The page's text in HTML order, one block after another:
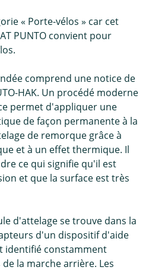
« Porte-vélos » car cet
PUNTO convient pour
comprend une notice de
HAK. Un procédé moderne
permet d'appliquer une
de façon permanente à la
de remorque grâce à
et à un effet thermique. Il
ce qui signifie qu'il est
et que la surface est très
d'attelage se trouve dans la
d'un dispositif d'aide
identifié constamment
la marche arrière. Les